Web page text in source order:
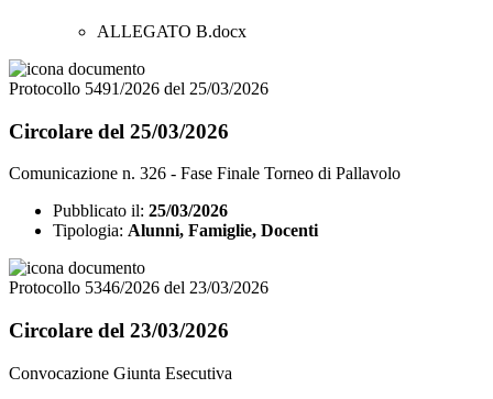
ALLEGATO B.docx
Protocollo 5491/2026 del 25/03/2026
Circolare del 25/03/2026
Comunicazione n. 326 - Fase Finale Torneo di Pallavolo
Pubblicato il: 25/03/2026
Tipologia: Alunni, Famiglie, Docenti
Protocollo 5346/2026 del 23/03/2026
Circolare del 23/03/2026
Convocazione Giunta Esecutiva